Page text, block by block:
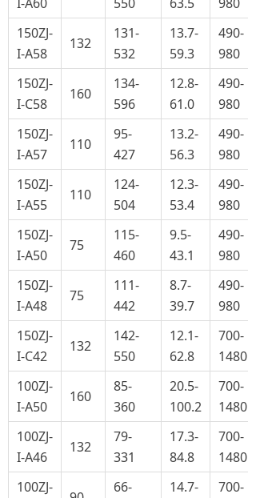
150ZJ-
I-A58
132
131-
532
13.7-
59.3
490-
980
150ZJ-
I-C58
160
134-
596
12.8-
61.0
490-
980
150ZJ-
I-A57
110
95-
427
13.2-
56.3
490-
980
150ZJ-
I-A55
110
124-
504
12.3-
53.4
490-
980
150ZJ-
I-A50
75
115-
460
9.5-
43.1
490-
980
150ZJ-
I-A48
75
111-
442
8.7-
39.7
490-
980
150ZJ-
I-C42
132
142-
550
12.1-
62.8
700-
1480
100ZJ-
I-A50
160
85-
360
20.5-
100.2
700-
1480
100ZJ-
I-A46
132
79-
331
17.3-
84.8
700-
1480
100ZJ-
66-
14.7-
700-